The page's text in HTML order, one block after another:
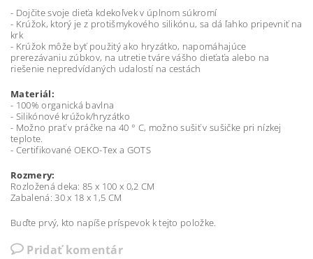
- Dojčite svoje dieťa kdekoľvek v úplnom súkromí
- Krúžok, ktorý je z protišmykového silikónu, sa dá ľahko pripevniť na
krk
- Krúžok môže byť použitý ako hryzátko, napomáhajúce
prerezávaniu zúbkov, na utretie tváre vášho dieťaťa alebo na
riešenie nepredvídaných udalostí na cestách
Materiál:
- 100% organická bavlna
- Silikónové krúžok/hryzátko
- Možno prať v práčke na 40 ° C, možno sušiť v sušičke pri nízkej
teplote.
- Certifikované OEKO-Tex a GOTS
Rozmery:
Rozložená deka: 85 x 100 x 0,2 CM
Zabalená: 30 x 18 x 1,5 CM
Buďte prvý, kto napíše príspevok k tejto položke.
Pridať komentár